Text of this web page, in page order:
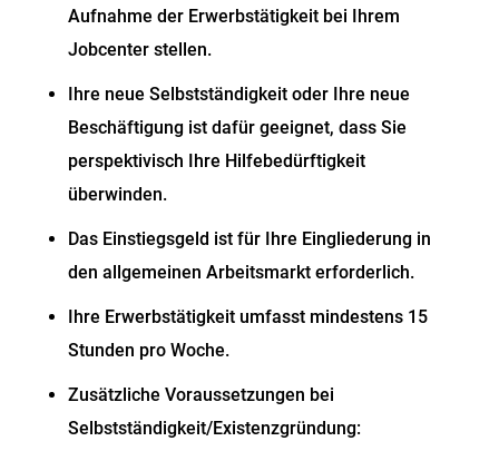
Aufnahme der Erwerbstätigkeit bei Ihrem
Jobcenter stellen.
Ihre neue Selbstständigkeit oder Ihre neue
Beschäftigung ist dafür geeignet, dass Sie
perspektivisch Ihre Hilfebedürftigkeit
überwinden.
Das Einstiegsgeld ist für Ihre Eingliederung in
den allgemeinen Arbeitsmarkt erforderlich.
Ihre Erwerbstätigkeit umfasst mindestens 15
Stunden pro Woche.
Zusätzliche Voraussetzungen bei
Selbstständigkeit/Existenzgründung: